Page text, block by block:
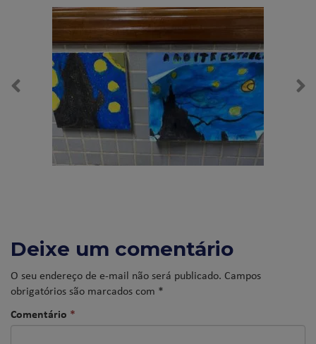
Deixe um comentário
O seu endereço de e-mail não será publicado. Campos
obrigatórios são marcados com *
Comentário *